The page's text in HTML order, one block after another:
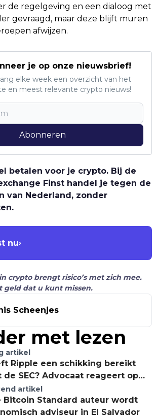
de regelgeving en een dialoog met
gevraagd, maar deze blijft muren
afwijzen.
je op onze nieuwsbrief!
elke week een overzicht van het
en meest relevante crypto nieuws!
Abonneren
betalen voor je crypto. Bij de
Finst handel je tegen de
van Nederland, zonder
nu›
crypto brengt risico’s met zich mee.
geld dat u kunt missen.
Scheenjes
met lezen
artikel
Ripple een schikking bereikt
de SEC? Advocaat reageert op
artikel
Bitcoin Standard auteur wordt
adviseur in El Salvador